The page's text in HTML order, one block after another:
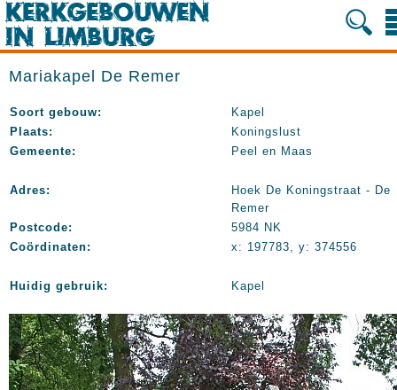
Mariakapel De Remer
Soort gebouw:
Kapel
Plaats:
Koningslust
Gemeente:
Peel en Maas
Adres:
Hoek De Koningstraat - De
Remer
Postcode:
5984 NK
Coördinaten:
x: 197783, y: 374556
Huidig gebruik: Kapel